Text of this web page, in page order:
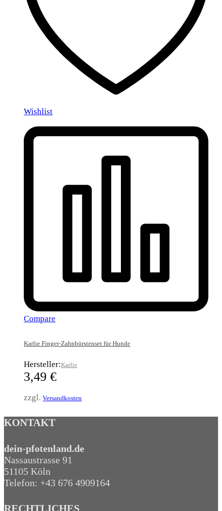
Wishlist
Compare
Karlie Finger-Zahnbürstenset für Hunde
Hersteller:Karlie
3,49 €
zzgl. Versandkosten
KONTAKT
dein-pfotenland.de
Nassaustrasse 91
51105 Köln
Telefon: +43 676 4909164‬
RECHTLICHES